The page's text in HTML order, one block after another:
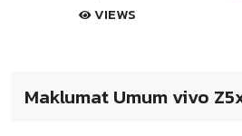
VIEWS
Maklumat Umum vivo